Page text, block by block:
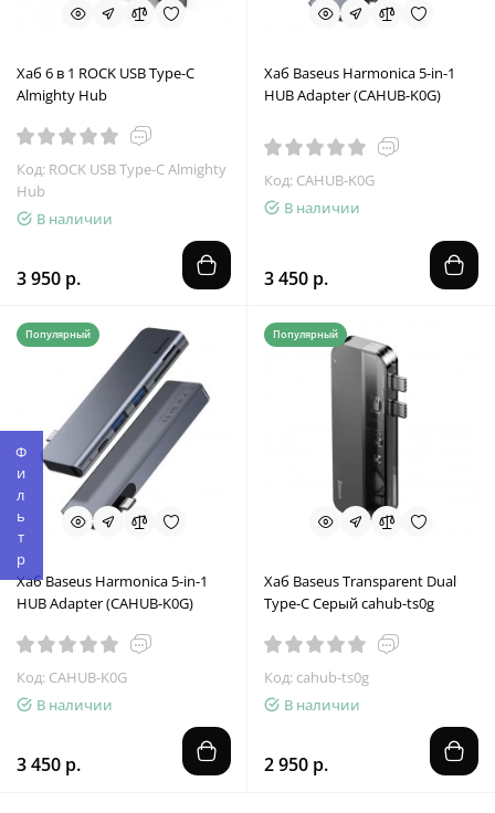
Фильтр
Хаб 6 в 1 ROCK USB Type-C
Almighty Hub
Код: ROCK USB Type-C Almighty
Hub
В наличии
3 950 р.
Хаб Baseus Harmonica 5-in-1
HUB Adapter (CAHUB-K0G)
Код: CAHUB-K0G
В наличии
3 450 р.
Популярный
Хаб Baseus Harmonica 5-in-1
HUB Adapter (CAHUB-K0G)
Код: CAHUB-K0G
В наличии
3 450 р.
Популярный
Хаб Baseus Transparent Dual
Type-C Серый cahub-ts0g
Код: cahub-ts0g
В наличии
2 950 р.